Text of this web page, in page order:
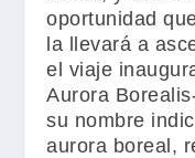
oportunidad
la llevará a
el viaje
Aurora
su nombre
aurora boreal, r